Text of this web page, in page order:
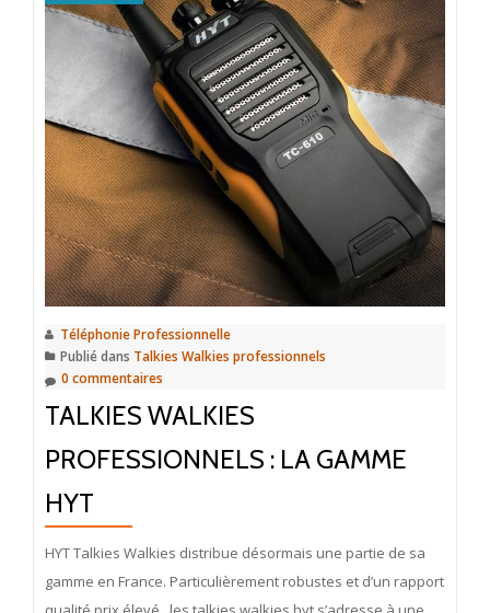
Walkie
:
usages
et
avantages
Téléphonie Professionnelle
Publié dans Talkies Walkies professionnels
0 commentaires
TALKIES WALKIES
PROFESSIONNELS : LA GAMME
HYT
HYT Talkies Walkies distribue désormais une partie de sa
gamme en France. Particulièrement robustes et d’un rapport